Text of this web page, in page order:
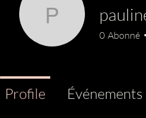
0 Abonné
Profile Événements